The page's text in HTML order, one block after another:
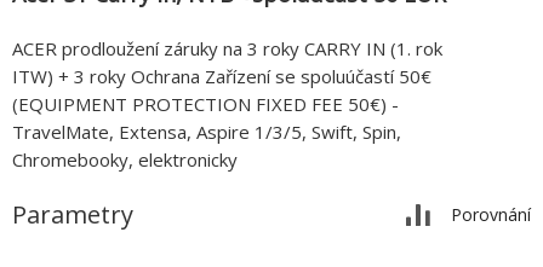
ACER prodloužení záruky na 3 roky CARRY IN (1. rok
ITW) + 3 roky Ochrana Zařízení se spoluúčastí 50€
(EQUIPMENT PROTECTION FIXED FEE 50€) -
TravelMate, Extensa, Aspire 1/3/5, Swift, Spin,
Chromebooky, elektronicky
Parametry Porovnání